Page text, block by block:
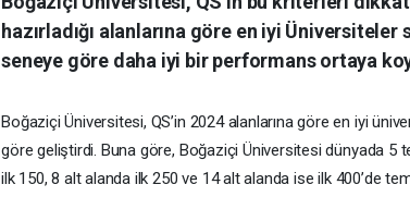
hazırladığı alanlarına göre en iyi Üniversiteler
seneye göre daha iyi bir performans ortaya
Boğaziçi Üniversitesi, QS’in 2024 alanlarına göre en iyi
göre geliştirdi. Buna göre, Boğaziçi Üniversitesi dünyada 5
ilk 150, 8 alt alanda ilk 250 ve 14 alt alanda ise ilk 400’de